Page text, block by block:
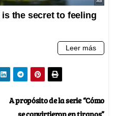
A propósito de la serie “Cómo
se convirtieron en tiranos”